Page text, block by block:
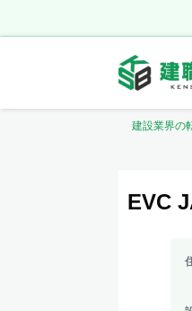
建設業界の
EVC